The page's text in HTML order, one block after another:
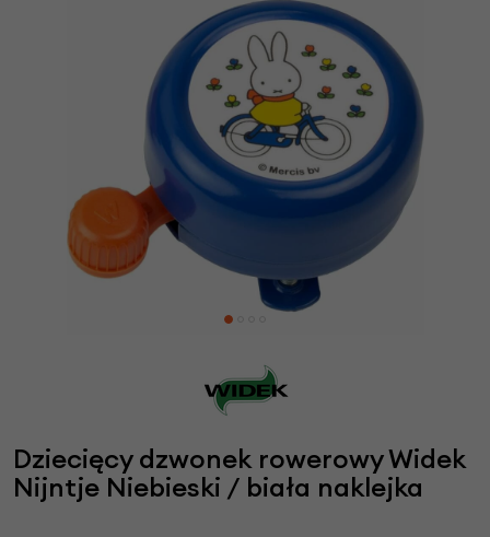
Dziecięcy dzwonek rowerowy Widek
Nijntje Niebieski / biała naklejka